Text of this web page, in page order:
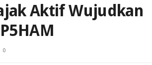
Aktif Wujudkan
0